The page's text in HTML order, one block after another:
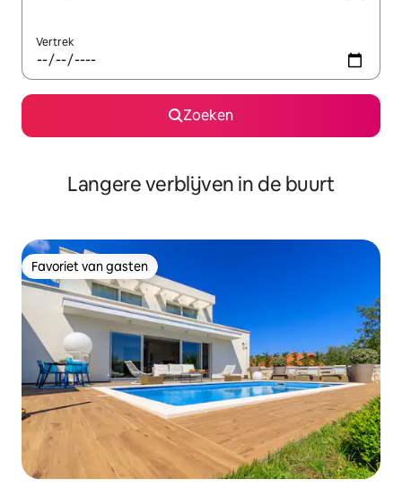
Vertrek
Zoeken
Langere verblijven in de buurt
Favoriet van gasten
Favoriet van gasten